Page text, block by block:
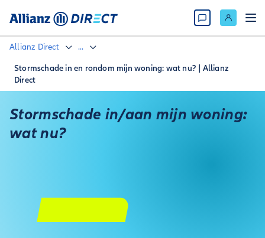
Allianz Direct ...
Stormschade in en rondom mijn woning: wat nu? | Allianz
Direct
Stormschade in/aan mijn woning:
wat nu?